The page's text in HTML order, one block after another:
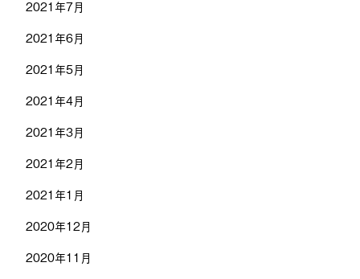
2021年7月
2021年6月
2021年5月
2021年4月
2021年3月
2021年2月
2021年1月
2020年12月
2020年11月